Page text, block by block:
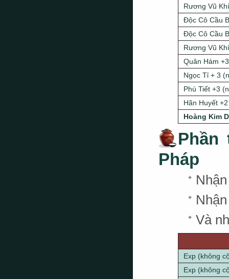
Rương Vũ
Độc Cô Cầu
Độc Cô Cầu
Rương Vũ
Quân Hàm
Ngọc Tỉ + 3
Phù Tiết +3
Hãn Huyết +2
Hoàng Kim
Phần
Pháp
Nhận
Và
Exp (không
Exp (không